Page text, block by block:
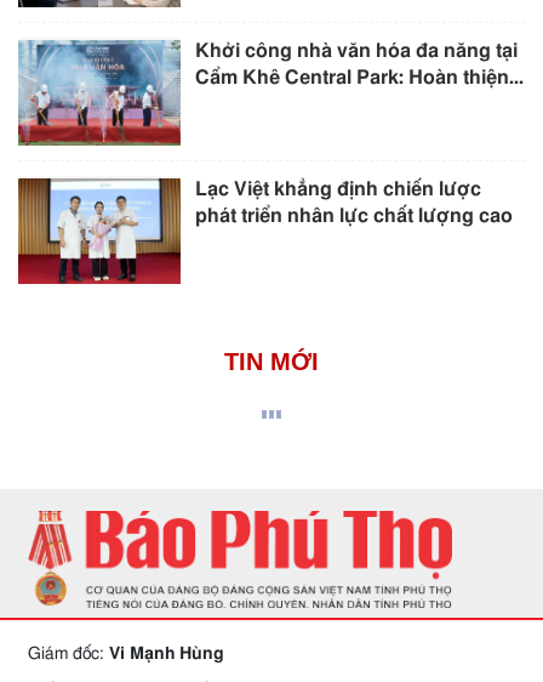
Khởi công nhà văn hóa đa năng tại
Cẩm Khê Central Park: Hoàn thiện...
Lạc Việt khẳng định chiến lược
phát triển nhân lực chất lượng cao
TIN MỚI
Giám đốc: Vi Mạnh Hùng